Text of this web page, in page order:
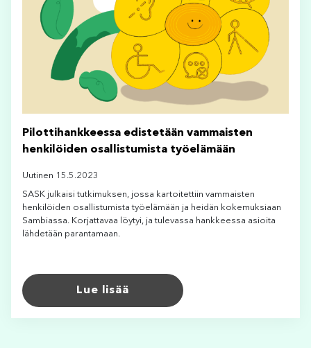
Pilottihankkeessa edistetään vammaisten
henkilöiden osallistumista työelämään
Uutinen 15.5.2023
SASK julkaisi tutkimuksen, jossa kartoitettiin vammaisten
henkilöiden osallistumista työelämään ja heidän kokemuksiaan
Sambiassa. Korjattavaa löytyi, ja tulevassa hankkeessa asioita
lähdetään parantamaan.
Lue lisää